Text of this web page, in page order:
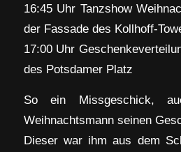
16:45 Uhr Tanzshow
der Fassade des Kollhoff-
17:00 Uhr
des Potsdamer Platz
So ein Missgeschick,
Weihnachtsmann seinen
Dieser war ihm aus dem